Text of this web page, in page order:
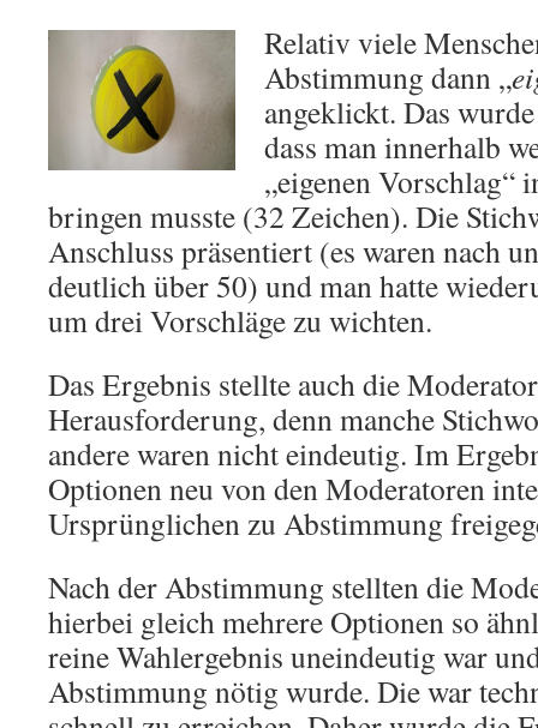
Relativ viele
Abstimmung dann „
angeklickt. Das
dass man innerhalb
„eigenen Vorschlag“
bringen musste (32 Zeichen). Die
Anschluss präsentiert (es waren nach
deutlich über 50) und man hatte
um drei Vorschläge zu wichten.
Das Ergebnis stellte auch die
Herausforderung, denn manche
andere waren nicht eindeutig. Im
Optionen neu von den Moderatoren
Ursprünglichen zu Abstimmung
Nach der Abstimmung stellten die
hierbei gleich mehrere Optionen so
reine Wahlergebnis uneindeutig war
Abstimmung nötig wurde. Die war